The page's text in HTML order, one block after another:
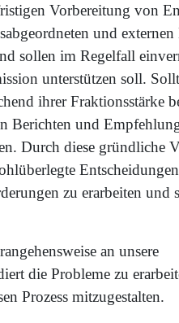
Vorbereitung von
und externen
sollen im Regelfall
unterstützen soll.
ihrer Fraktionsstärke
Berichten und
Durch diese gründliche
zu erarbeiten und
an unsere
die Probleme zu
Prozess mitzugestalten.